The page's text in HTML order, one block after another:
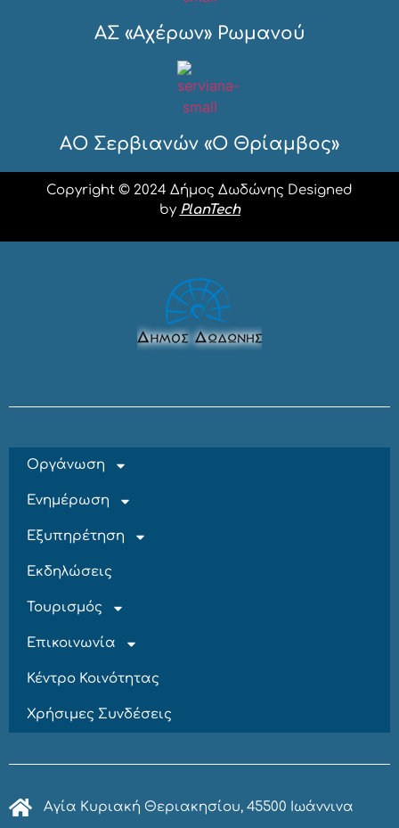
ΑΣ «Αχέρων» Ρωμανού
ΑΟ Σερβιανών «Ο Θρίαμβος»
Copyright © 2024 Δήμος Δωδώνης Designed
by PlanTech
Οργάνωση
Ενημέρωση
Εξυπηρέτηση
Εκδηλώσεις
Τουρισμός
Επικοινωνία
Κέντρο Κοινότητας
Χρήσιμες Συνδέσεις
Αγία Κυριακή Θεριακησίου, 45500 Ιωάννινα